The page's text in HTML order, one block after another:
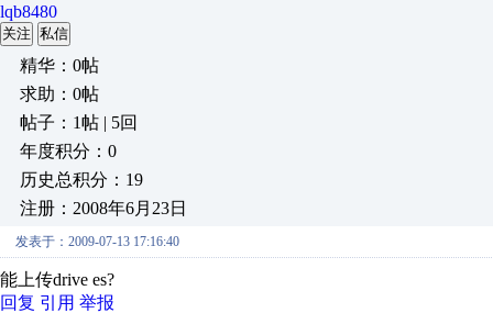
lqb8480
关注 私信
精华：0帖
求助：0帖
帖子：1帖 | 5回
年度积分：0
历史总积分：19
注册：2008年6月23日
发表于：2009-07-13 17:16:40
能上传drive es?
回复 引用 举报